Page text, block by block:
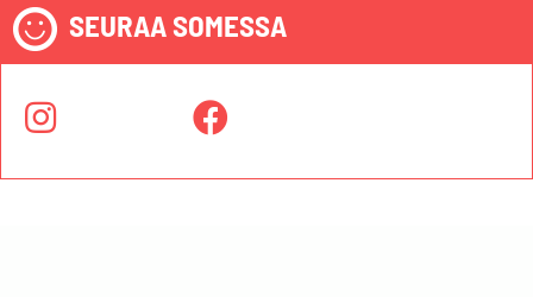
SEURAA SOMESSA